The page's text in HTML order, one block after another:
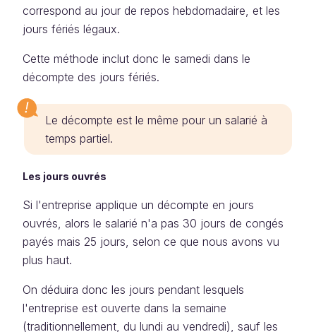
correspond au jour de repos hebdomadaire, et les
jours fériés légaux.
Cette méthode inclut donc le samedi dans le
décompte des jours fériés.
Le décompte est le même pour un salarié à
temps partiel.
Les jours ouvrés
Si l'entreprise applique un décompte en jours
ouvrés, alors le salarié n'a pas 30 jours de congés
payés mais 25 jours, selon ce que nous avons vu
plus haut.
On déduira donc les jours pendant lesquels
l'entreprise est ouverte dans la semaine
(traditionnellement, du lundi au vendredi), sauf les